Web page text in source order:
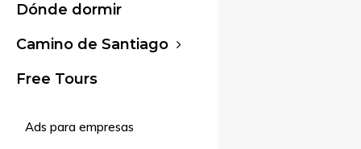
Dónde dormir
Camino de Santiago
Free Tours
Ads para empresas